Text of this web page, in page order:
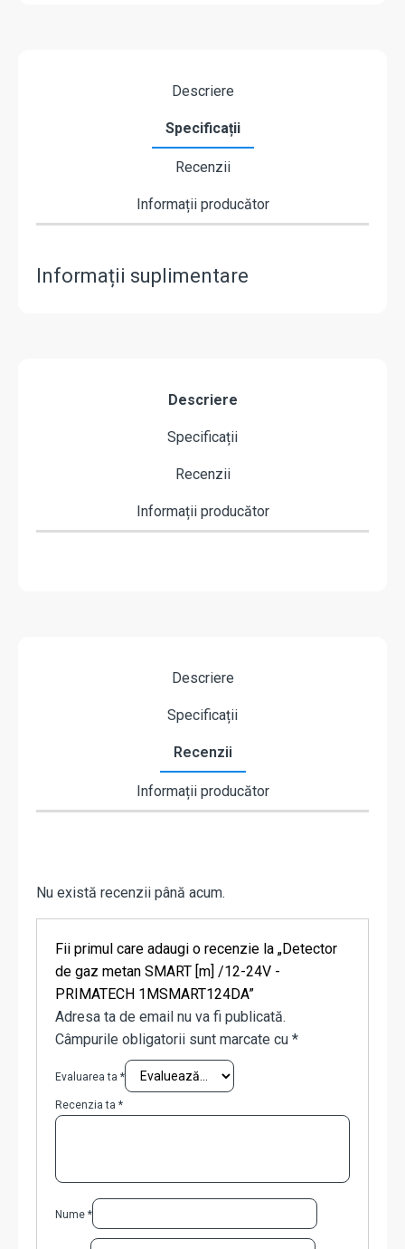
Descriere
Specificații
Recenzii
Informații producător
Informații suplimentare
Descriere
Specificații
Recenzii
Informații producător
Descriere
Specificații
Recenzii
Informații producător
Nu există recenzii până acum.
Fii primul care adaugi o recenzie la „Detector
de gaz metan SMART [m] /12-24V -
PRIMATECH 1MSMART124DA”
Adresa ta de email nu va fi publicată.
Câmpurile obligatorii sunt marcate cu *
Evaluarea ta *
Recenzia ta *
Nume *